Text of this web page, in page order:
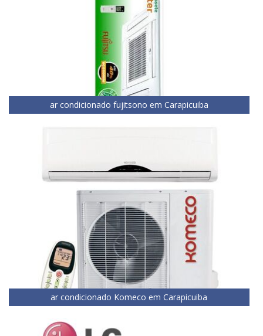
ar condicionado fujitsono em Carapicuiba
ar condicionado Komeco em Carapicuiba